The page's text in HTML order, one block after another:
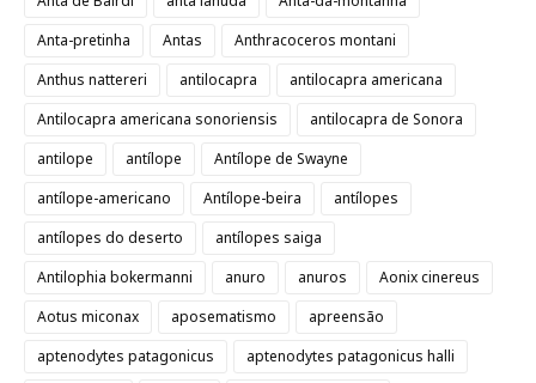
Anta-pretinha
Antas
Anthracoceros montani
Anthus nattereri
antilocapra
antilocapra americana
Antilocapra americana sonoriensis
antilocapra de Sonora
antilope
antílope
Antílope de Swayne
antílope-americano
Antílope-beira
antílopes
antílopes do deserto
antílopes saiga
Antilophia bokermanni
anuro anuros
Aonix cinereus
Aotus miconax
aposematismo
apreensão
aptenodytes patagonicus
aptenodytes patagonicus halli